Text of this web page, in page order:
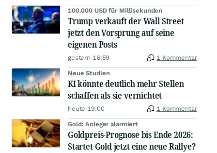
100.000 USD für Millisekunden
Trump verkauft der Wall Street
jetzt den Vorsprung auf seine
eigenen Posts
gestern 16:59 1 Kommentar
Neue Studien
KI könnte deutlich mehr Stellen
schaffen als sie vernichtet
heute 19:00 1 Kommentar
Gold: Anleger alarmiert
Goldpreis-Prognose bis Ende 2026:
Startet Gold jetzt eine neue Rallye?